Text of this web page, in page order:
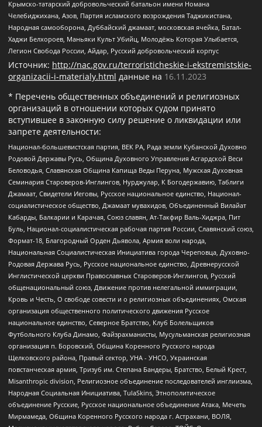
Крымско-татарский добровольческий батальон имени Номана
Челебиджихана, Азов, Партия исламского возрождения Таджикистана,
Народная самооборона, Дуббайский джамаат, московская ячейка, Батал-
Хаджи Белхороев, Маньяки Культ Убийц, Молодёжь Которая Улыбается,
Легион Свобода России, Айдар, Русский добровольческий корпус
Источник: http://nac.gov.ru/terroristicheskie-i-ekstremistskie-
organizacii-i-materialy.html данные на 16.11.2023
* Перечень общественных объединений и религиозных
организаций в отношении которых судом принято
вступившее в законную силу решение о ликвидации или
запрете деятельности:
Национал-большевистская партия, ВЕК РА, Рада земли Кубанской Духовно
Родовой Державы Русь, Община Духовного Управления Асгардской Веси
Беловодья, Славянская Община Капища Веды Перуна, Мужская Духовная
Семинария Староверов-Инглингов, Нурджулар, К Богодержавию, Таблиги
Джамаат, Свидетели Иеговы, Русское национальное единство, Национал-
социалистическое общество, Джамаат мувахидов, Объединенный Вилайат
Кабарды, Балкарии и Карачая, Союз славян, Ат-Такфир Валь-Хиджра, Пит
Буль, Национал-социалистическая рабочая партия России, Славянский союз,
Формат-18, Благородный Орден Дьявола, Армия воли народа,
Национальная Социалистическая Инициатива города Череповца, Духовно-
Родовая Держава Русь, Русское национальное единство, Древнерусской
Инглистической церкви Православных Староверов-Инглингов, Русский
общенациональный союз, Движение против нелегальной иммиграции,
Кровь и Честь, О свободе совести и о религиозных объединениях, Омская
организация общественного политического движения Русское
национальное единство, Северное Братство, Клуб Болельщиков
Футбольного Клуба Динамо, Файзрахманисты, Мусульманская религиозная
организация п. Боровский, Община Коренного Русского народа
Щелковского района, Правый сектор, УНА - УНСО, Украинская
повстанческая армия, Тризуб им. Степана Бандеры, Братство, Белый Крест,
Misanthropic division, Религиозное объединение последователей инглиизма,
Народная Социальная Инициатива, TulaSkins, Этнополитическое
объединение Русские, Русское национальное объединение Атака, Мечеть
Мирмамеда, Община Коренного Русского народа г. Астрахани, ВОЛЯ,